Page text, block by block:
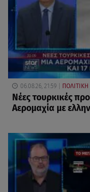
06.08.26, 21:59 ΠΟΛΙΤΙΚΗ
Νέες τουρκικές
Αερομαχία με